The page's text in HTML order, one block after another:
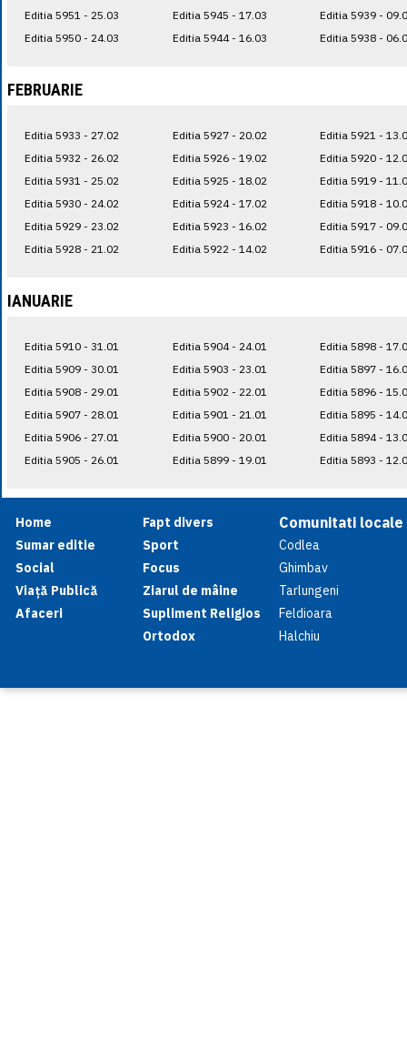
Editia 5951 - 25.03
Editia 5950 - 24.03
Editia 5945 - 17.03
Editia 5944 - 16.03
Editia 5939 -
Editia 5938 -
FEBRUARIE
Editia 5933 - 27.02
Editia 5932 - 26.02
Editia 5931 - 25.02
Editia 5930 - 24.02
Editia 5929 - 23.02
Editia 5928 - 21.02
Editia 5927 - 20.02
Editia 5926 - 19.02
Editia 5925 - 18.02
Editia 5924 - 17.02
Editia 5923 - 16.02
Editia 5922 - 14.02
Editia 5921 -
Editia 5920 -
Editia 5919 -
Editia 5918 -
Editia 5917 -
Editia 5916 -
IANUARIE
Editia 5910 - 31.01
Editia 5909 - 30.01
Editia 5908 - 29.01
Editia 5907 - 28.01
Editia 5906 - 27.01
Editia 5905 - 26.01
Editia 5904 - 24.01
Editia 5903 - 23.01
Editia 5902 - 22.01
Editia 5901 - 21.01
Editia 5900 - 20.01
Editia 5899 - 19.01
Editia 5898 -
Editia 5897 -
Editia 5896 -
Editia 5895 -
Editia 5894 -
Editia 5893 -
Home
Sumar editie
Social
Viață Publică
Afaceri
Fapt divers
Sport
Focus
Ziarul de mâine
Supliment Religios
Ortodox
Comunitati locale
Codlea
Ghimbav
Tarlungeni
Feldioara
Halchiu